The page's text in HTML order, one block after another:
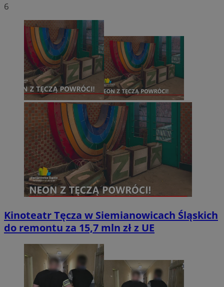
6
Kinoteatr Tęcza w Siemianowicach Śląskich
do remontu za 15,7 mln zł z UE